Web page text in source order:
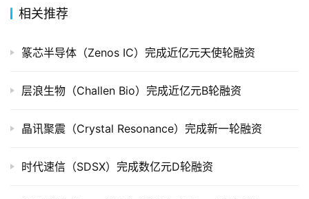
购
司
市
登录
相关推荐
篆芯半导体（Zenos IC）完成近亿元天使轮融资
层浪生物（Challen Bio）完成近亿元B轮融资
晶讯聚震（Crystal Resonance）完成新一轮融资
时代速信（SDSX）完成数亿元D轮融资